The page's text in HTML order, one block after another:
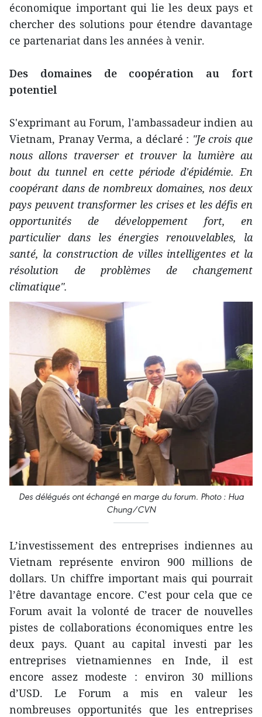
économique important qui lie les deux pays et
chercher des solutions pour étendre davantage
ce partenariat dans les années à venir.
Des domaines de coopération au fort
potentiel
S'exprimant au Forum, l'ambassadeur indien au
Vietnam, Pranay Verma, a déclaré : "Je crois que
nous allons traverser et trouver la lumière au
bout du tunnel en cette période d'épidémie. En
coopérant dans de nombreux domaines, nos deux
pays peuvent transformer les crises et les défis en
opportunités de développement fort, en
particulier dans les énergies renouvelables, la
santé, la construction de villes intelligentes et la
résolution de problèmes de changement
climatique".
Des délégués ont échangé en marge du forum. Photo : Hua
Chung/CVN
L’investissement des entreprises indiennes au
Vietnam représente environ 900 millions de
dollars. Un chiffre important mais qui pourrait
l’être davantage encore. C’est pour cela que ce
Forum avait la volonté de tracer de nouvelles
pistes de collaborations économiques entre les
deux pays. Quant au capital investi par les
entreprises vietnamiennes en Inde, il est
encore assez modeste : environ 30 millions
d’USD. Le Forum a mis en valeur les
nombreuses opportunités que les entreprises